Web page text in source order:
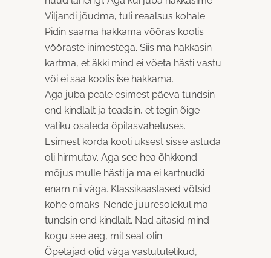
Viljandi jõudma, tuli reaalsus kohale.
Pidin saama hakkama vööras koolis
vööraste inimestega. Siis ma hakkasin
kartma, et äkki mind ei võeta hästi vastu
või ei saa koolis ise hakkama.
Aga juba peale esimest päeva tundsin
end kindlalt ja teadsin, et tegin õige
valiku osaleda õpilasvahetuses.
Esimest korda kooli uksest sisse astuda
oli hirmutav. Aga see hea õhkkond
mõjus mulle hästi ja ma ei kartnudki
enam nii väga. Klassikaaslased võtsid
kohe omaks. Nende juuresolekul ma
tundsin end kindlalt. Nad aitasid mind
kogu see aeg, mil seal olin.
Õpetajad olid väga vastutulelikud,